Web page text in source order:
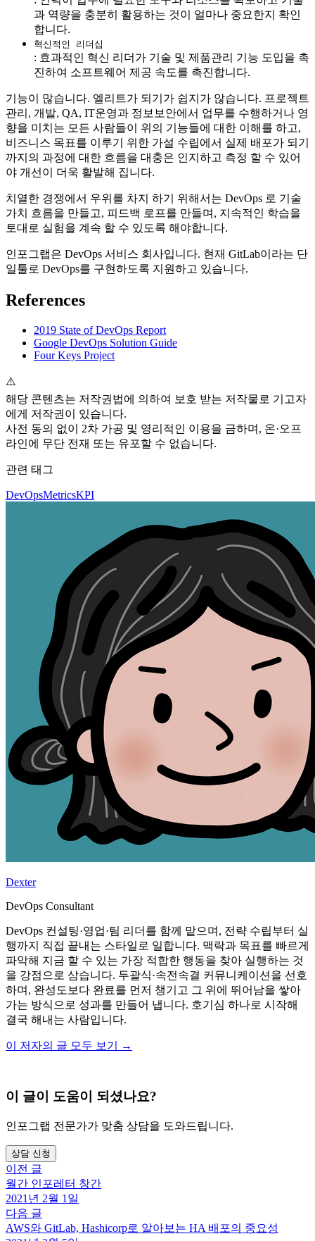
과 역량을 충분히 활용하는 것이 얼마나 중요한지 확인
합니다.
혁신적인 리더십
: 효과적인 혁신 리더가 기술 및 제품관리 기능 도입을 촉
진하여 소프트웨어 제공 속도를 촉진합니다.
기능이 많습니다. 엘리트가 되기가 쉽지가 않습니다. 프로젝트
관리, 개발, QA, IT운영과 정보보안에서 업무를 수행하거나 영
향을 미치는 모든 사람들이 위의 기능들에 대한 이해를 하고,
비즈니스 목표를 이루기 위한 가설 수립에서 실제 배포가 되기
까지의 과정에 대한 흐름을 대충은 인지하고 측정 할 수 있어
야 개선이 더욱 활발해 집니다.
치열한 경쟁에서 우위를 차지 하기 위해서는 DevOps 로 기술
가치 흐름을 만들고, 피드백 로프를 만들며, 지속적인 학습을
토대로 실험을 계속 할 수 있도록 해야합니다.
인포그랩은 DevOps 서비스 회사입니다. 현재 GitLab이라는 단
일툴로 DevOps를 구현하도록 지원하고 있습니다.
References
2019 State of DevOps Report
Google DevOps Solution Guide
Four Keys Project
⚠️
해당 콘텐츠는 저작권법에 의하여 보호 받는 저작물로 기고자
에게 저작권이 있습니다.
사전 동의 없이 2차 가공 및 영리적인 이용을 금하며, 온·오프
라인에 무단 전재 또는 유포할 수 없습니다.
관련 태그
DevOpsMetricsKPI
Dexter
DevOps Consultant
DevOps 컨설팅·영업·팀 리더를 함께 맡으며, 전략 수립부터 실
행까지 직접 끝내는 스타일로 일합니다. 맥락과 목표를 빠르게
파악해 지금 할 수 있는 가장 적합한 행동을 찾아 실행하는 것
을 강점으로 삼습니다. 두괄식·속전속결 커뮤니케이션을 선호
하며, 완성도보다 완료를 먼저 챙기고 그 위에 뛰어남을 쌓아
가는 방식으로 성과를 만들어 냅니다. 호기심 하나로 시작해
결국 해내는 사람입니다.
이 저자의 글 모두 보기 →
이 글이 도움이 되셨나요?
인포그랩 전문가가 맞춤 상담을 도와드립니다.
상담 신청
이전 글
월간 인포레터 창간
2021년 2월 1일
다음 글
AWS와 GitLab, Hashicorp로 알아보는 HA 배포의 중요성